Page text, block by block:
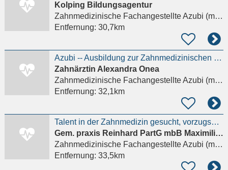
Kolping Bildungsagentur
Zahnmedizinische Fachangestellte Azubi (m/w/d)
Entfernung: 30,7km
Azubi -- Ausbildung zur Zahnmedizinischen Fachangestellten (m/w)
Zahnärztin Alexandra Onea
Zahnmedizinische Fachangestellte Azubi (m/w/d)
Entfernung: 32,1km
Talent in der Zahnmedizin gesucht, vorzugsweise Ausbildungswechsler/in!
Gem. praxis Reinhard PartG mbB Maximilian u. Thomas Reinhard
Zahnmedizinische Fachangestellte Azubi (m/w/d)
Entfernung: 33,5km